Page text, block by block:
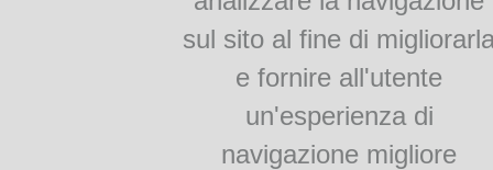
sul sito al fine di
e fornire all'utente
un'esperienza di
navigazione migliore